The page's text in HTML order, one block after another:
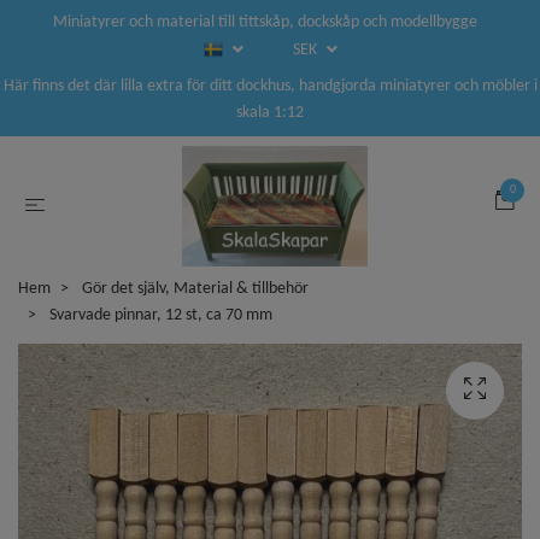
Miniatyrer och material till tittskåp, dockskåp och modellbygge
SEK
Här finns det där lilla extra för ditt dockhus, handgjorda miniatyrer och möbler i
skala 1:12
0
Hem
Gör det själv, Material & tillbehör
Svarvade pinnar, 12 st, ca 70 mm